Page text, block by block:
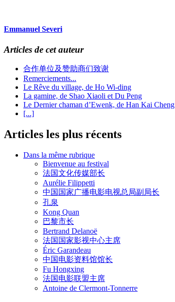
Emmanuel Severi
Articles de cet auteur
合作单位及赞助商们致谢
Remerciements...
Le Rêve du village, de Ho Wi-ding
La gamine, de Shao Xiaoli et Du Peng
Le Dernier chaman d’Ewenk, de Han Kai Cheng
[...]
Articles les plus récents
Dans la même rubrique
Bienvenue au festival
法国文化传媒部长
Aurélie Filippetti
中国国家广播电影电视总局副局长
孔泉
Kong Quan
巴黎市长
Bertrand Delanoë
法国国家影视中心主席
Éric Garandeau
中国电影资料馆馆长
Fu Hongxing
法国电影联盟主席
Antoine de Clermont-Tonnerre